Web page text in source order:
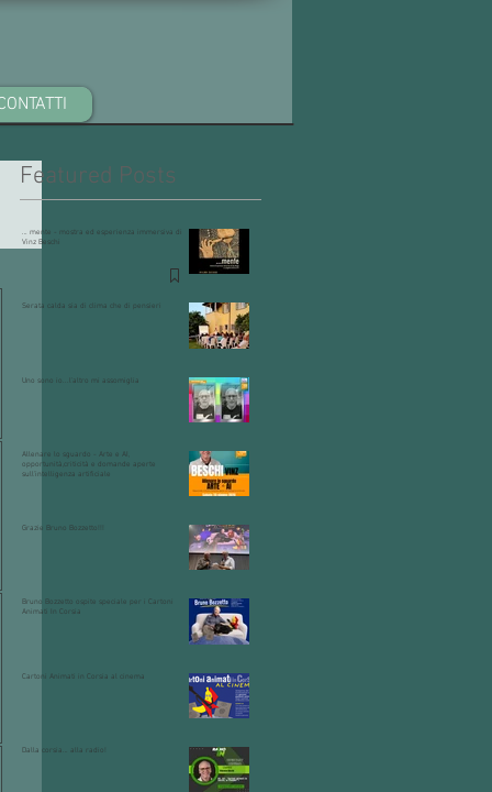
Featured Posts
… mente - mostra ed esperienza immersiva di
Vinz Beschi
Serata calda sia di clima che di pensieri
Uno sono io...l'altro mi assomiglia
Allenare lo sguardo - Arte e AI,
opportunità,criticità e domande aperte
sull'intelligenza artificiale
Grazie Bruno Bozzetto!!!
Bruno Bozzetto ospite speciale per i Cartoni
Animati In Corsia
Cartoni Animati in Corsia al cinema
Dalla corsia… alla radio!